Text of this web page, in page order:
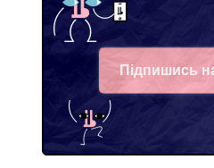
Підпишись
Facebook